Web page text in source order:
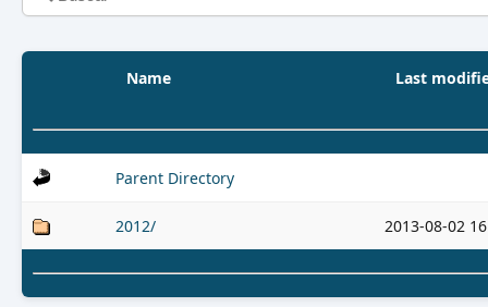
Name Last
Parent Directory
2012/ 2013-08-02